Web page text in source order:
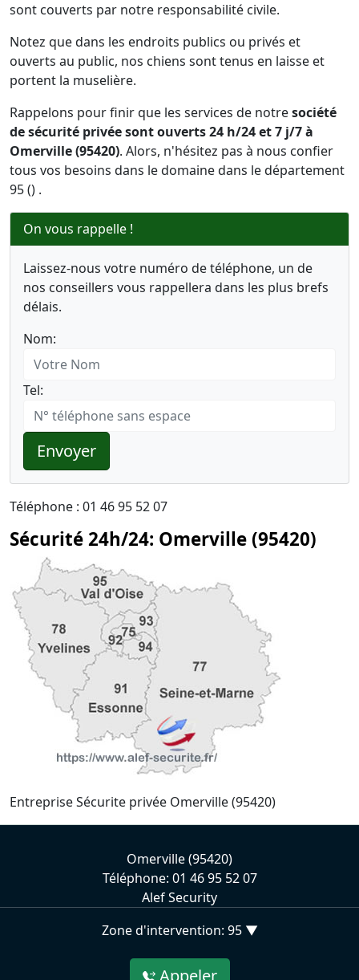
sont couverts par notre responsabilité civile.
Notez que dans les endroits publics ou privés et
ouverts au public, nos chiens sont tenus en laisse et
portent la muselière.
Rappelons pour finir que les services de notresociété
de sécurité privée sont ouverts 24 h/24 et 7 j/7 à
Omerville (95420). Alors, n'hésitez pas à nous confier
tous vos besoins dans le domaine dans le département
95 () .
On vous rappelle !
Laissez-nous votre numéro de téléphone, un de
nos conseillers vous rappellera dans les plus brefs
délais.
Nom:
Tel:
Envoyer
Téléphone : 01 46 95 52 07
Sécurité 24h/24: Omerville (95420)
Entreprise Sécurite privée Omerville (95420)
Omerville (95420)
Téléphone: 01 46 95 52 07
Alef Security
Zone d'intervention: 95 ▼
Appeler